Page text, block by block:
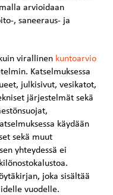
arvioidaan
, saneeraus- ja
virallinen kuntoarvio
Katselmuksessa
julkisivut, vesikatot,
järjestelmät sekä
käydään
sekä muut
yhteydessä ei
joka sisältää
vuodelle.